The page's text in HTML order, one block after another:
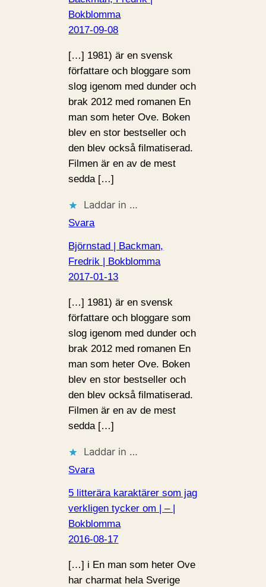
Bokblomma
2017-09-08
[…] 1981) är en svensk
författare och bloggare som
slog igenom med dunder och
brak 2012 med romanen En
man som heter Ove. Boken
blev en stor bestseller och
den blev också filmatiserad.
Filmen är en av de mest
sedda […]
Laddar in …
Svara
Björnstad | Backman,
Fredrik | Bokblomma
2017-01-13
[…] 1981) är en svensk
författare och bloggare som
slog igenom med dunder och
brak 2012 med romanen En
man som heter Ove. Boken
blev en stor bestseller och
den blev också filmatiserad.
Filmen är en av de mest
sedda […]
Laddar in …
Svara
5 litterära karaktärer som jag
verkligen tycker om | – |
Bokblomma
2016-08-17
[…] i En man som heter Ove
har charmat hela Sverige